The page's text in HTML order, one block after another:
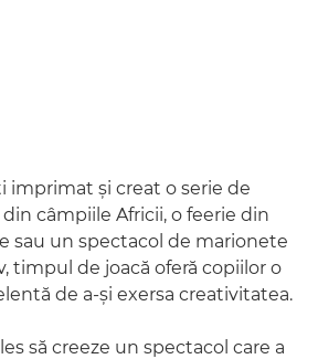
imprimat şi creat o serie de
câmpiile Africii, o feerie din
sau un spectacol de marionete
timpul de joacă oferă copiilor o
de a-şi exersa creativitatea.
să creeze un spectacol care a